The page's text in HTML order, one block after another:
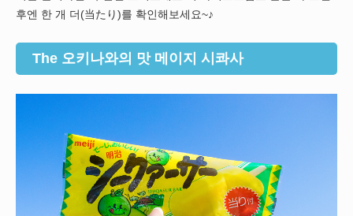
후엔 한 개 더(当たり)를 확인해보세요~♪
The 오키나와의 맛 메이지 시콰사